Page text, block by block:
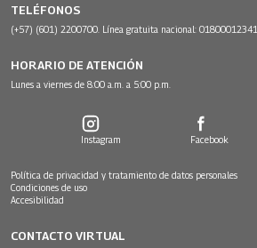
TELÉFONOS
(+57) (601) 2200700. Línea gratuita nacional:
HORARIO DE ATENCIÓN
Lunes a viernes de 8:00 a.m. a 5:00 p.m.
Instagram Facebook
Política de privacidad y tratamiento de datos personales
Condiciones de uso
Accesibilidad
CONTACTO VIRTUAL